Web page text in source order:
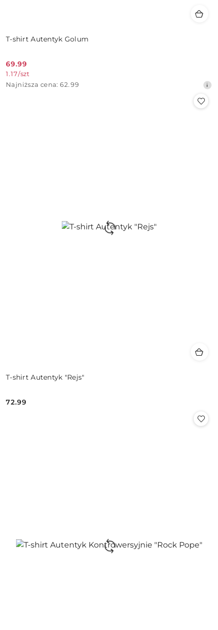
T-shirt Autentyk Golum
Cena
promocyjna:
69.99
1.17/szt
Najniższa
Najniższa cena: 62.99
T-shirt Autentyk "Rejs"
Cena:
72.99